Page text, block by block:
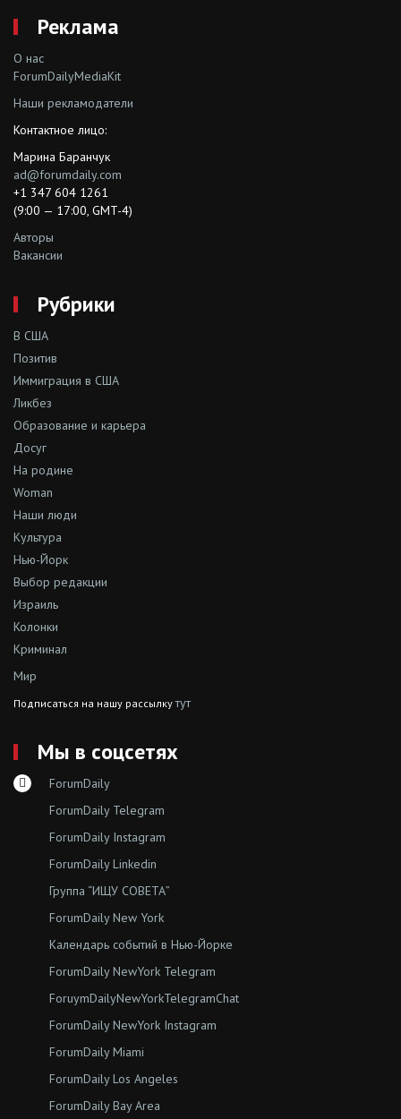
Реклама
О нас
ForumDailyMediaKit
Наши рекламодатели
Контактное лицо:
Марина Баранчук
ad@forumdaily.com
+1 347 604 1261
(9:00 — 17:00, GMT-4)
Авторы
Вакансии
Рубрики
В США
Позитив
Иммиграция в США
Ликбез
Образование и карьера
Досуг
На родине
Woman
Наши люди
Культура
Нью-Йорк
Выбор редакции
Израиль
Колонки
Криминал
Мир
Подписаться на нашу рассылкутут
Мы в соцсетях
ForumDaily
ForumDaily Telegram
ForumDaily Instagram
ForumDaily Linkedin
Группа “ИЩУ СОВЕТА”
ForumDaily New York
Календарь событий в Нью-Йорке
ForumDaily NewYork Telegram
ForuymDailyNewYorkTelegramChat
ForumDaily NewYork Instagram
ForumDaily Miami
ForumDaily Los Angeles
ForumDaily Bay Area